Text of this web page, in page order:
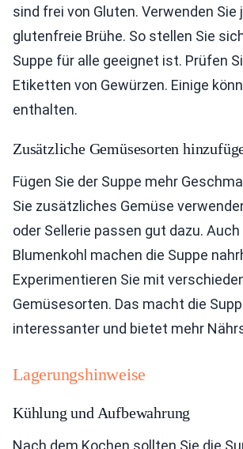
sind frei von Gluten. Verwenden Sie
glutenfreie Brühe. So stellen Sie
Suppe für alle geeignet ist. Prüfen
Etiketten von Gewürzen. Einige
enthalten.
Zusätzliche Gemüsesorten
Fügen Sie der Suppe mehr
Sie zusätzliches Gemüse
oder Sellerie passen gut dazu.
Blumenkohl machen die Suppe
Experimentieren Sie mit
Gemüsesorten. Das macht die
interessanter und bietet mehr
Lagerungshinweise
Kühlung und Aufbewahrung
Nach dem Kochen sollten Sie die